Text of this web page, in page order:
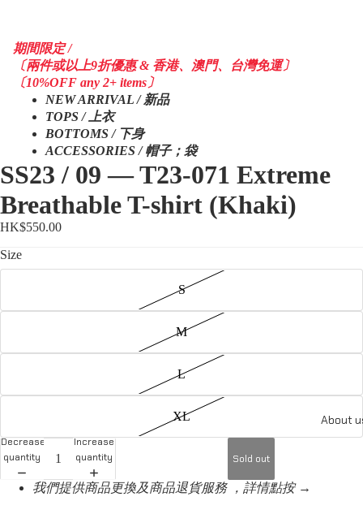
About
期間限定 /
〔兩件或以上9折優惠 & 香港、澳門、台灣免運〕
〔10%OFF any 2+ items〕
NEW ARRIVAL / 新品
TOPS / 上衣
BOTTOMS / 下身
ACCESSORIES / 帽子；袋
SS23 / 09 — T23-071 Extreme
Breathable T-shirt (Khaki)
HK$550.00
Size
S
M
L
XL
Decrease
quantity
Increase
quantity
Sold out
我們提供商品更換及商品退貨服務 ，詳情點按 →